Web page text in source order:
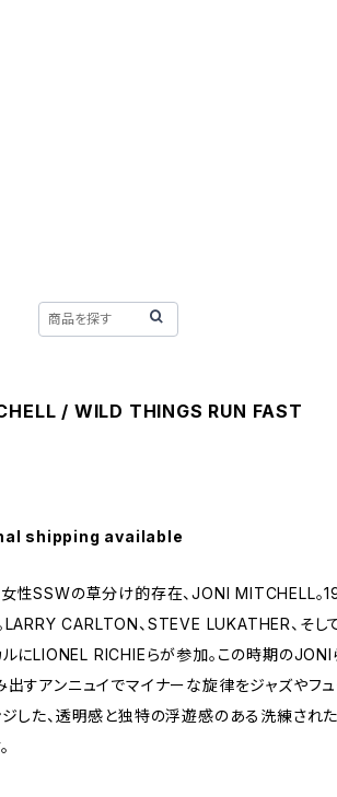
/ WILD THINGS RUN FAST
shipping available
性SSWの草分け的存在、JONI MITCHELL。
LARRY CARLTON、STEVE LUKATHER、そし
ルにLIONEL RICHIEらが参加。この時期のJONI
出すアンニュイでマイナーな旋律をジャズやフ
ジした、透明感と独特の浮遊感のある洗練され